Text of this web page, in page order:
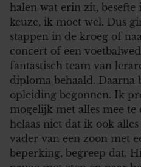
halen wat erin zit, besefte
keuze, ik moet wel. Dus
stappen in de kroeg of
concert of een
fantastisch team van
diploma behaald. Daarna
opleiding begonnen. Ik
mogelijk met alles mee te
helaas niet dat ik ook
vader van een zoon met
beperking, begreep dat.